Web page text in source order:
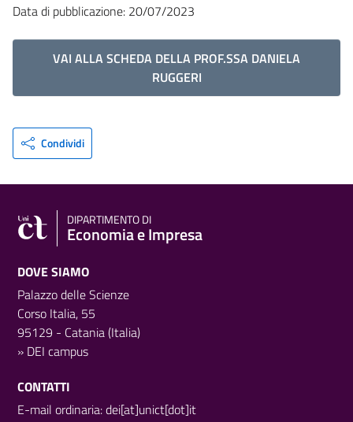
Data di pubblicazione: 20/07/2023
VAI ALLA SCHEDA DELLA PROF.SSA DANIELA
RUGGERI
Condividi
DIPARTIMENTO DI
Economia e Impresa
DOVE SIAMO
Palazzo delle Scienze
Corso Italia, 55
95129 - Catania (Italia)
» DEI campus
CONTATTI
E-mail ordinaria: dei[at]unict[dot]it